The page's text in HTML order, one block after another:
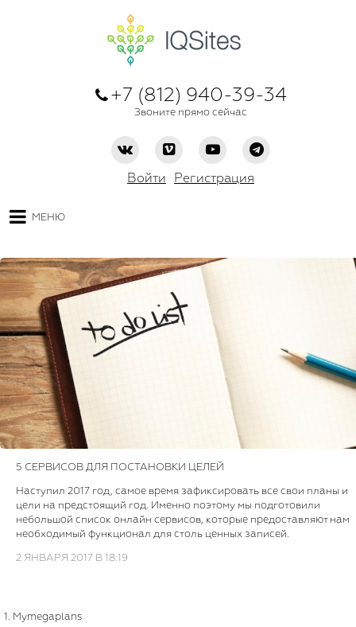
+7 (812) 940-39-34
Звоните прямо сейчас
Войти Регистрация
МЕНЮ
5 СЕРВИСОВ ДЛЯ ПОСТАНОВКИ ЦЕЛЕЙ
Наступил 2017 год, самое время зафиксировать все свои планы и
цели на предстоящий год. Именно поэтому мы подготовили
небольшой список онлайн сервисов, которые предоставляют нам
необходимый функционал для столь ценных записей.
2 ЯНВАРЯ 2017 В 18:19
1. Mymegaplans